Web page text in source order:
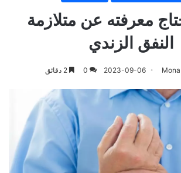
معرفته عن متلازمة
النفق الزندي
2023-09-06
0 2 دقائق